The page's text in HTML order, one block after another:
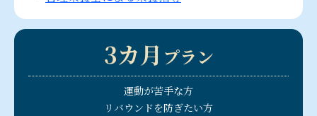
3カ月 プラン
運動が苦手な方
リバウンドを防ぎたい方